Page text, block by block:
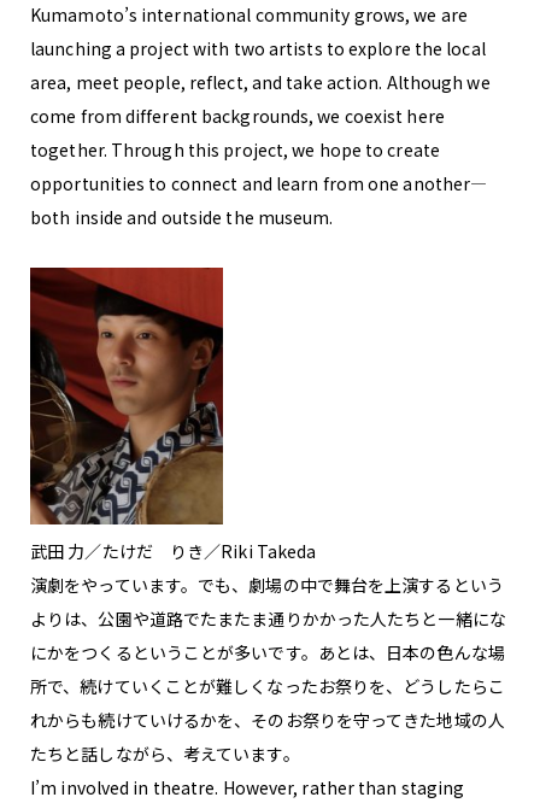
Kumamoto’s international community grows, we are
launching a project with two artists to explore the local
area, meet people, reflect, and take action. Although we
come from different backgrounds, we coexist here
together. Through this project, we hope to create
opportunities to connect and learn from one another—
both inside and outside the museum.
武田 力／たけだ りき／Riki Takeda
演劇をやっています。でも、劇場の中で舞台を上演するという
よりは、公園や道路でたまたま通りかかった人たちと一緒にな
にかをつくるということが多いです。あとは、日本の色んな場
所で、続けていくことが難しくなったお祭りを、どうしたらこ
れからも続けていけるかを、そのお祭りを守ってきた地域の人
たちと話しながら、考えています。
I’m involved in theatre. However, rather than staging